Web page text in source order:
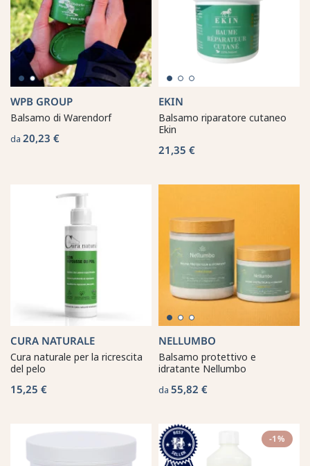
WPB GROUP
Balsamo di Warendorf
da 20,23 €
EKIN
Balsamo riparatore cutaneo
Ekin
21,35 €
CURA NATURALE
Cura naturale per la ricrescita
del pelo
15,25 €
NELLUMBO
Balsamo protettivo e
idratante Nellumbo
da 55,82 €
-1%